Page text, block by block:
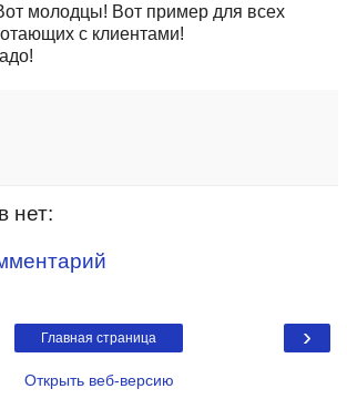
молодцы! Вот пример для всех
с клиентами!
нет:
›
Главная страница
Открыть веб-версию